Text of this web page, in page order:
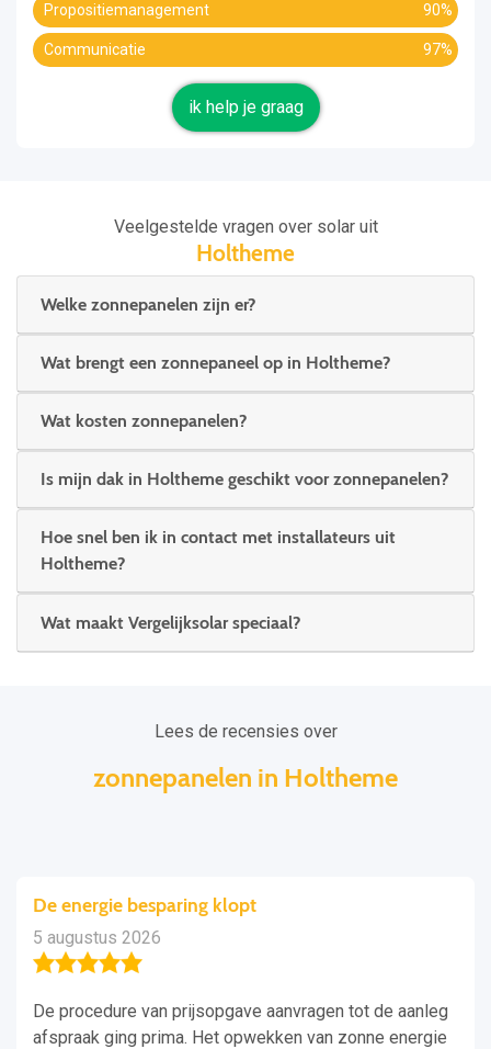
Propositiemanagement 90%
Communicatie 97%
ik help je graag
Veelgestelde vragen over solar uit
Holtheme
Welke zonnepanelen zijn er?
Wat brengt een zonnepaneel op in Holtheme?
Wat kosten zonnepanelen?
Is mijn dak in Holtheme geschikt voor zonnepanelen?
Hoe snel ben ik in contact met installateurs uit
Holtheme?
Wat maakt Vergelijksolar speciaal?
Lees de recensies over
zonnepanelen in Holtheme
De energie besparing klopt
5 augustus 2026
De procedure van prijsopgave aanvragen tot de aanleg
afspraak ging prima. Het opwekken van zonne energie